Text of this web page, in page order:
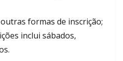
formas de inscrição;
inclui sábados,